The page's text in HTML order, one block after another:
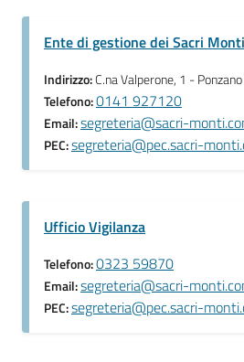
Ente di gestione dei Sacri
Indirizzo:C.na Valperone, 1 -
Telefono:0141 927120
Email:segreteria@sacri-
PEC:segreteria@pec.sacri-
Ufficio Vigilanza
Telefono:0323 59870
Email:segreteria@sacri-
PEC:segreteria@pec.sacri-